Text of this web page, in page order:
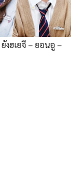
งฮเยจี – ยอนอู –